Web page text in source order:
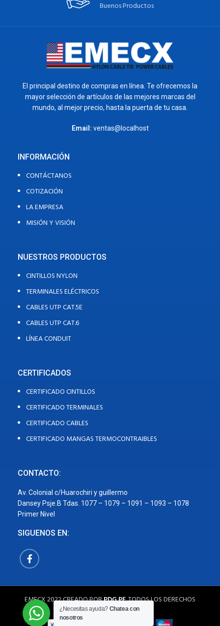
Buenos Productos
El principal destino de compras en línea. Te ofrecemos la
mayor selección de artículos de las mejores marcas del
mundo, al mejor precio, hasta la puerta de tu casa.
Email: ventas@localhost
INFORMACIÓN
CONTÁCTANOS
COTIZACIÓN
LA EMPRESA
MISIÓN Y VISIÓN
NUESTROS PRODUCTOS
CINTILLOS NYLON
TERMINALES ELÉCTRICOS
CABLES UTP CAT.5E
CABLES UTP CAT.6
LÍNEA CONDUIT
CERTIFICADOS
CERTIFICADO CINTILLOS
CERTIFICADO TERMINALES
CERTIFICADO CABLES
CERTIFICADO MANGAS TERMOCONTRAIBLES
CONTACTO:
Av. Colonial c/Huarochiri y guillermo
Dansey Psje.B Tdas. 1077 – 1079 – 1091 – 1093 – 1078
Primer Nivel
SIGUENOS EN:
EMECX2022 CREADO PORPDG.PE. TODOS LOS DERECHOS
RESERVADOS
¿Necesitas ayuda? Chatea con
nosotros